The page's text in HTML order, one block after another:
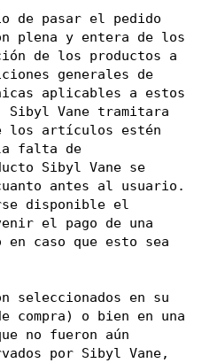
de pasar el pedido
plena y entera de los
de los productos a
generales de
aplicables a estos
Sibyl Vane tramitara
los artículos estén
falta de
Sibyl Vane se
antes al usuario.
disponible el
el pago de una
caso que esto sea
seleccionados en su
compra) o bien en una
no fueron aún
por Sibyl Vane,